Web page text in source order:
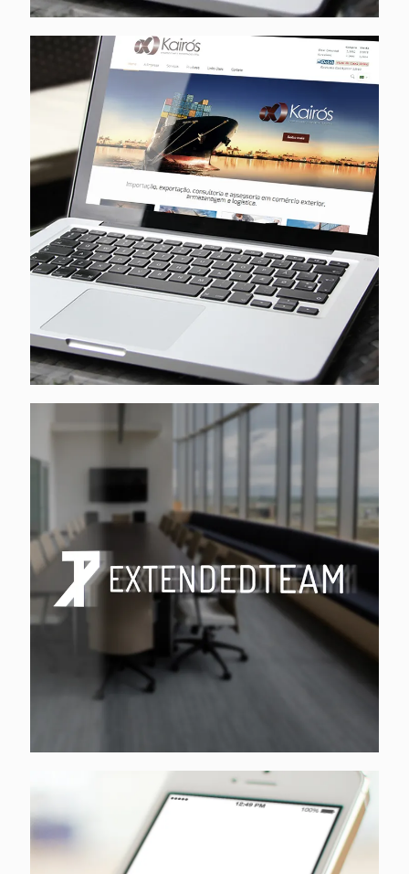
Kairos Trading
Extended Team
Easyfun